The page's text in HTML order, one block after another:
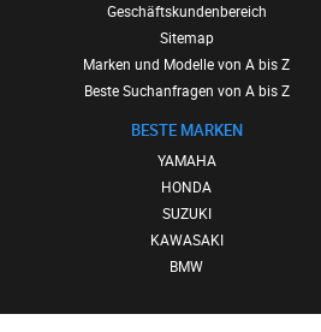
Geschäftskundenbereich
Sitemap
Marken und Modelle von A bis Z
Beste Suchanfragen von A bis Z
BESTE MARKEN
YAMAHA
HONDA
SUZUKI
KAWASAKI
BMW